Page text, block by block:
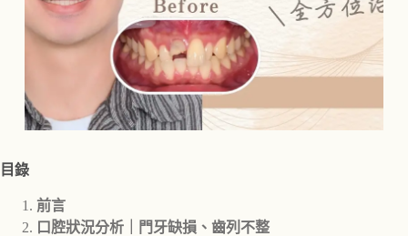
目錄
前言
口腔狀況分析｜門牙缺損、齒列不整